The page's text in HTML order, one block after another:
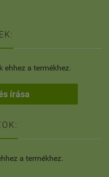
ehhez a termékhez.
írása
a termékhez.